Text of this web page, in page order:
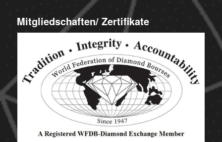
Mitgliedschaften/ Zertifikate